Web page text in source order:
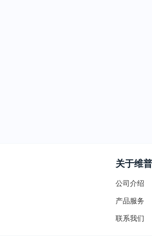
关于维普
公司介绍
产品服务
联系我们